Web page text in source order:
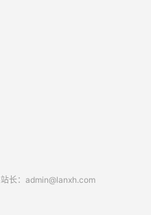
长： admin@lanxh.com